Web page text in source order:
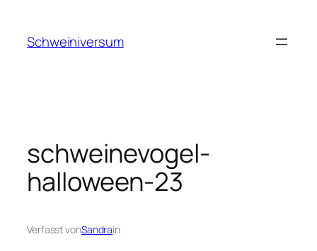
springen
Schweiniversum
schweinevogel-
halloween-23
Verfasst vonSandrain